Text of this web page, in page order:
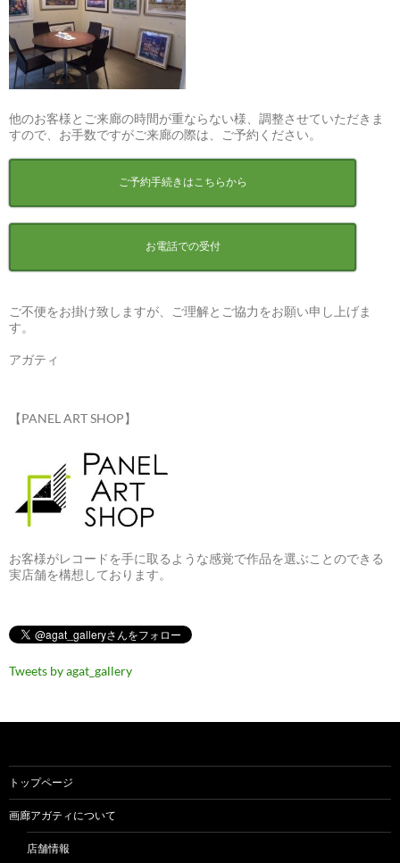
他のお客様とご来廊の時間が重ならない様、調整させていただきま
すので、お手数ですがご来廊の際は、ご予約ください。
ご予約手続きはこちらから
お電話での受付
ご不便をお掛け致しますが、ご理解とご協力をお願い申し上げま
す。
アガティ
【PANEL ART SHOP】
お客様がレコードを手に取るような感覚で作品を選ぶことのできる
実店舗を構想しております。
Tweets by agat_gallery
トップページ
画廊アガティについて
店舗情報